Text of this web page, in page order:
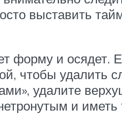
выставить
форму и осядет.
чтобы удалить
удалите
и